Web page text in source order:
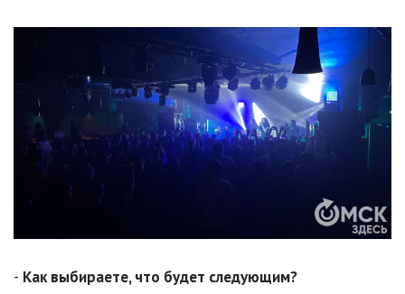
- Как выбираете, что будет следующим?